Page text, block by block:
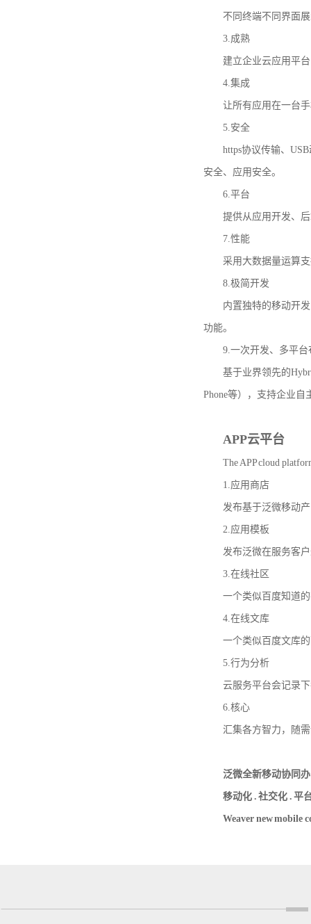
不同终端不同界面展示
3.成熟
建立企业云应用平台
4.集成
让所有应用在一台手
5.安全
https协议传输、USB
安全、应用安全。
6.平台
提供从应用开发、后
7.性能
采用大数据量运算支
8.极简开发
内置独特的移动开发
功能。
9.一次开发、多平台
基于业界领先的Hybrid
Phone等），支持企业自
APP云平台
The APP cloud
1.应用商店
发布基于泛微移动产
2.应用模板
发布泛微在服务客户
3.在线社区
一个类似百度知道的
4.在线文库
一个类似百度文库的
5.行为分析
云服务平台会记录下
6.核心
汇集各方智力，随需
泛微全新移动协同办
移动化 . 社交化 . 平
Weaver new mobile